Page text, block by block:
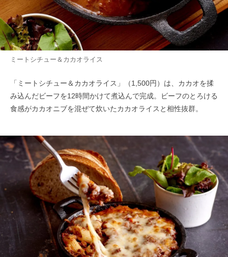
ミートシチュー＆カカオライス
「ミートシチュー＆カカオライス」（1,500円）は、カカオを揉
み込んだビーフを12時間かけて煮込んで完成。ビーフのとろける
食感がカカオニブを混ぜて炊いたカカオライスと相性抜群。